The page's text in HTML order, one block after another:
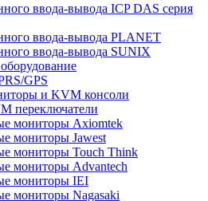
ввода-вывода ICP DAS серия
ввода-вывода PLANET
ввода-вывода SUNIX
GPS
и KVM консоли
переключатели
мониторы Axiomtek
мониторы Jawest
мониторы Touch Think
мониторы Advantech
мониторы IEI
мониторы Nagasaki